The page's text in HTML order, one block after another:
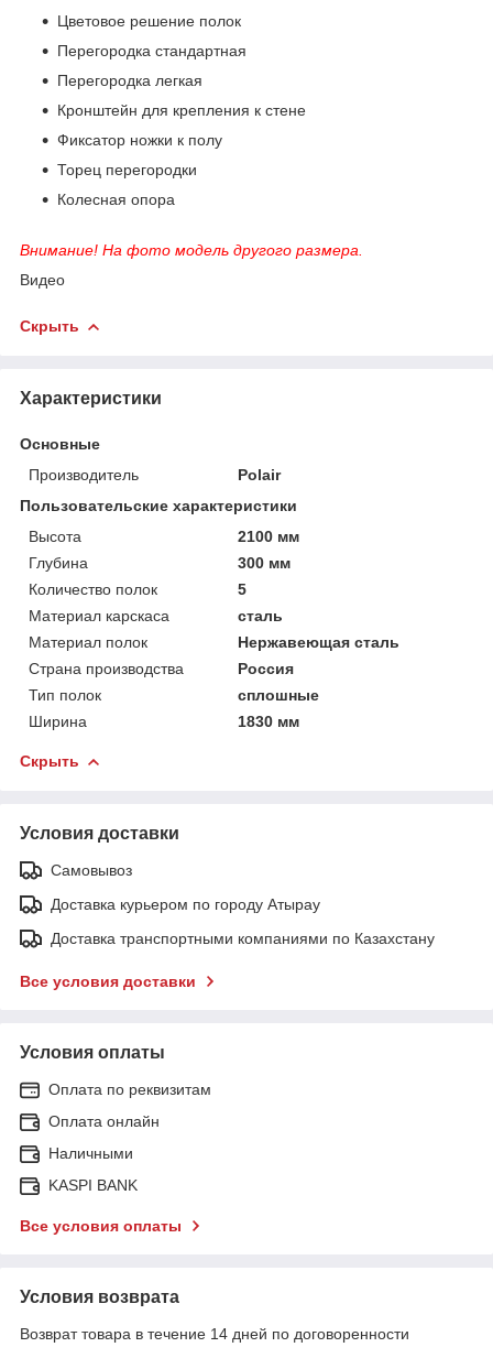
Цветовое решение полок
Перегородка стандартная
Перегородка легкая
Кронштейн для крепления к стене
Фиксатор ножки к полу
Торец перегородки
Колесная опора
Внимание! На фото модель другого размера.
Видео
Скрыть
Характеристики
Основные
Производитель
Polair
Пользовательские характеристики
Высота
2100 мм
Глубина
300 мм
Количество полок
5
Материал карскаса
сталь
Материал полок
Нержавеющая сталь
Страна производства
Россия
Тип полок
сплошные
Ширина
1830 мм
Скрыть
Условия доставки
Самовывоз
Доставка курьером по городу Атырау
Доставка транспортными компаниями по Казахстану
Все условия доставки
Условия оплаты
Оплата по реквизитам
Оплата онлайн
Наличными
KASPI BANK
Все условия оплаты
Условия возврата
Возврат товара в течение 14 дней по договоренности